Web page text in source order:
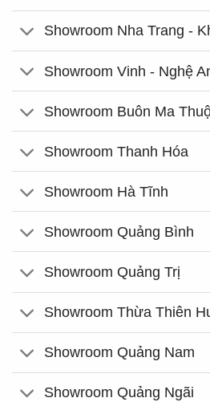
Showroom Nha Trang -
Showroom Vinh - Nghệ
Showroom Buôn Ma
Showroom Thanh Hóa
Showroom Hà Tĩnh
Showroom Quảng Bình
Showroom Quảng Trị
Showroom Thừa Thiên
Showroom Quảng Nam
Showroom Quảng Ngãi